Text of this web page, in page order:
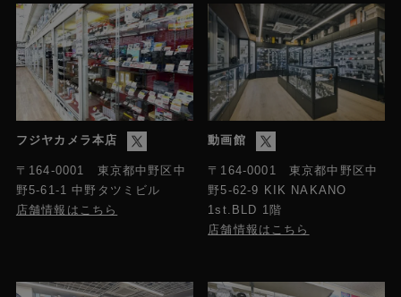
フジヤカメラ本店
〒164-0001 東京都中野区中
野5-61-1 中野タツミビル
店舗情報はこちら
動画館
〒164-0001 東京都中野区中
野5-62-9 KIK NAKANO
1st.BLD 1階
店舗情報はこちら